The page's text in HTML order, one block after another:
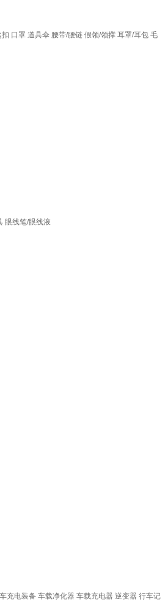
扣 口罩 道具伞 腰带/腰链 假领/领撑 耳罩/耳包 毛
眼线笔/眼线液
充电装备 车载净化器 车载充电器 逆变器 行车记